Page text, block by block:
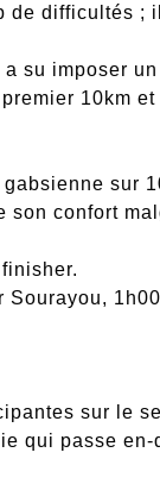
de difficultés ;
su imposer
10km
sur
son confort
Sourayou,
sur le
qui passe en-